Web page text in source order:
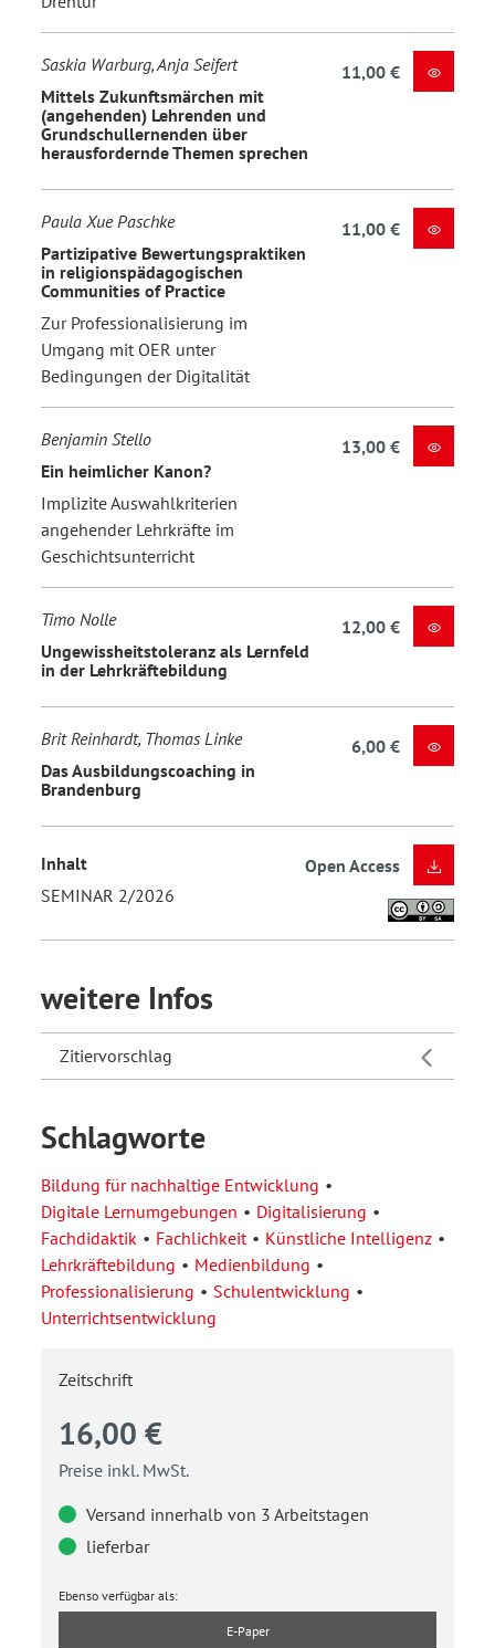
Saskia Warburg, Anja Seifert
Mittels Zukunftsmärchen mit
(angehenden) Lehrenden und
Grundschullernenden über
herausfordernde Themen sprechen
11,00 €
Paula Xue Paschke
Partizipative Bewertungspraktiken
in religionspädagogischen
Communities of Practice
Zur Professionalisierung im
Umgang mit OER unter
Bedingungen der Digitalität
11,00 €
Benjamin Stello
Ein heimlicher Kanon?
Implizite Auswahlkriterien
angehender Lehrkräfte im
Geschichtsunterricht
13,00 €
Timo Nolle
Ungewissheitstoleranz als Lernfeld
in der Lehrkräftebildung
12,00 €
Brit Reinhardt, Thomas Linke
Das Ausbildungscoaching in
Brandenburg
6,00 €
Inhalt
SEMINAR 2/2026
Open Access
weitere Infos
Zitiervorschlag
Schlagworte
Bildung für nachhaltige Entwicklung
Digitale Lernumgebungen
Digitalisierung
Fachdidaktik
Fachlichkeit
Künstliche Intelligenz
Lehrkräftebildung
Medienbildung
Professionalisierung
Schulentwicklung
Unterrichtsentwicklung
Zeitschrift
16,00 €
Preise inkl. MwSt.
Versand innerhalb von 3 Arbeitstagen
lieferbar
Ebenso verfügbar als:
E-Paper